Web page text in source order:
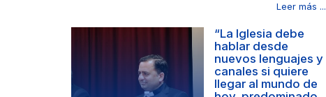
Leer más ...
“La Iglesia debe
hablar desde
nuevos lenguajes y
canales si quiere
llegar al mundo de